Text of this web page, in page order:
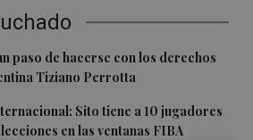
paso de hacerse con los derechos
Tiziano Perrotta
Sito tiene a 10 jugadores
en las ventanas FIBA